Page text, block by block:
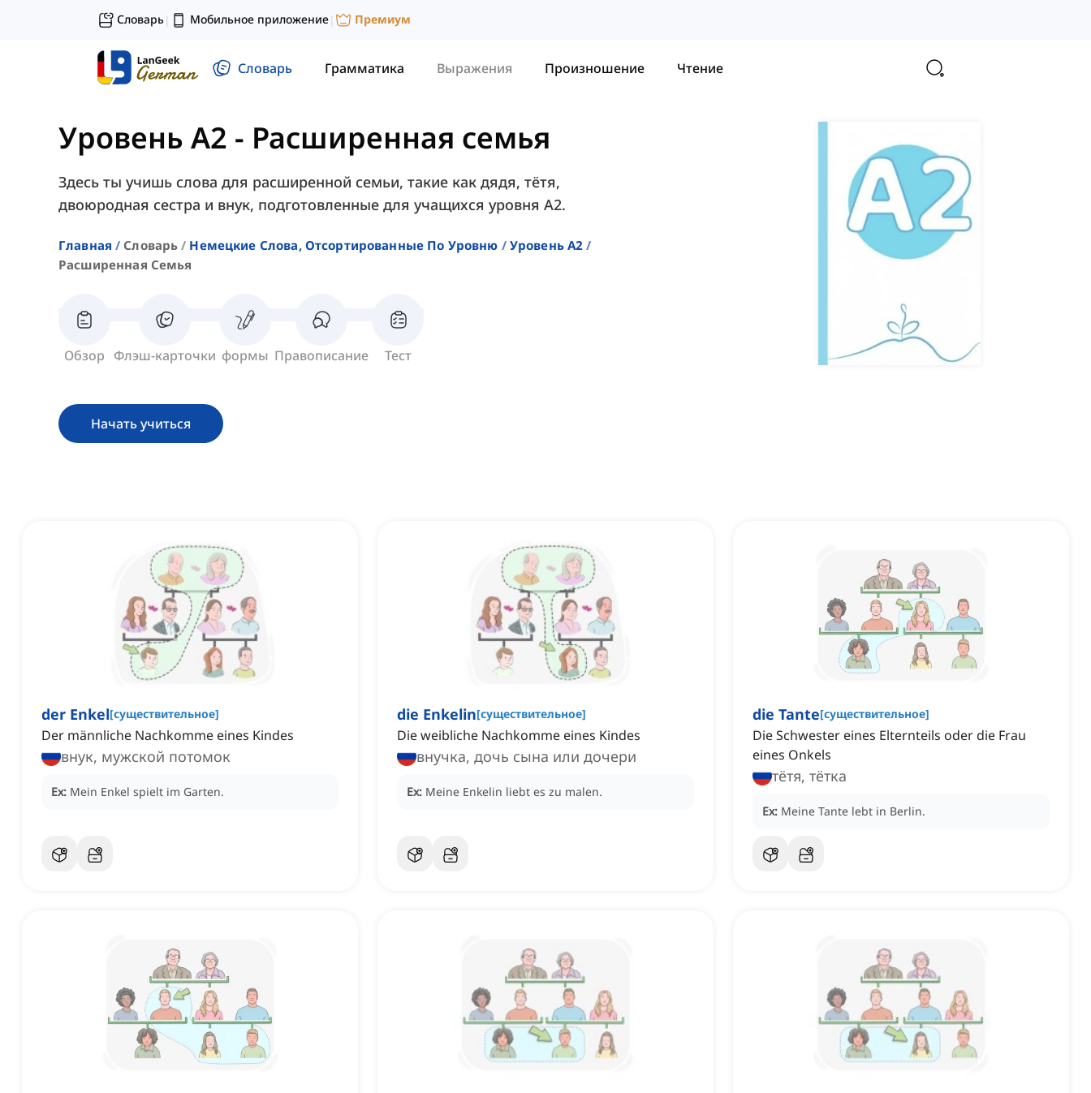
Словарь| Мобильное приложение| Премиум
Словарь Грамматика Выражения Произношение Чтение
Уровень A2 - Расширенная семья
Здесь ты учишь слова для расширенной семьи, такие как дядя, тётя,
двоюродная сестра и внук, подготовленные для учащихся уровня A2.
Главная Словарь Немецкие Слова, Отсортированные По Уровню
Уровень A2
Расширенная Семья
Обзор Флэш-карточки формы Правописание Тест
Начать учиться
der Enkel[существительное]
Der männliche Nachkomme eines Kindes
внук, мужской потомок
Ex: Mein Enkel spielt im Garten.
die Enkelin[существительное]
Die weibliche Nachkomme eines Kindes
внучка, дочь сына или дочери
Ex: Meine Enkelin liebt es zu malen.
die Tante[существительное]
Die Schwester eines Elternteils oder die Frau
eines Onkels
тётя, тётка
Ex: Meine Tante lebt in Berlin.